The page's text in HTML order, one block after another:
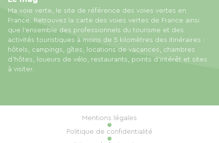
Ma voie verte, le site de référence des voies vertes en
France. Retrouvez la carte des voies vertes de France ainsi
que l'ensemble des professionnels du tourisme et des
activités touristiques à moins de 5 kilomètres des itinéraires :
hôtels, campings, gîtes, locations de vacances, chambres
d'hôtes, loueurs de vélo, restaurants, points d'intérêt et sites
à visiter.
Mentions légales
Politique de confidentialité